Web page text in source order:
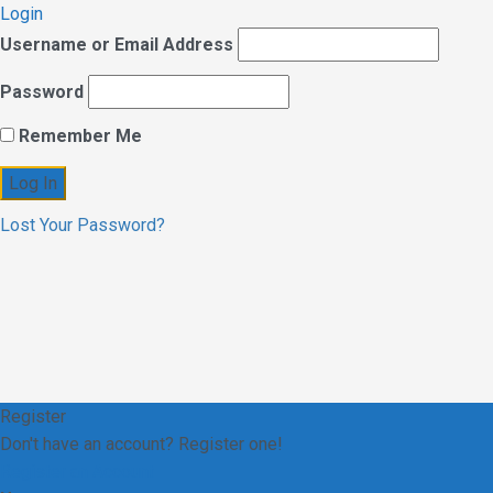
Login
Username or Email Address
Password
Remember Me
Lost Your Password?
Register
Don't have an account? Register one!